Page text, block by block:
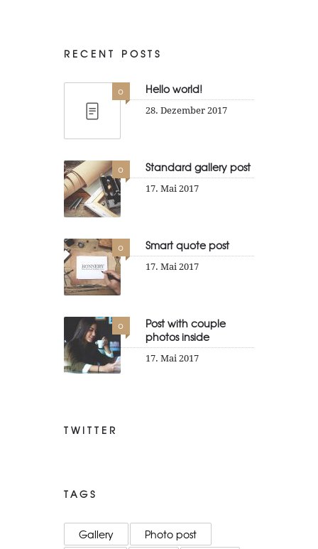
RECENT POSTS
0 Hello world!
28. Dezember 2017
0 Standard gallery post
17. Mai 2017
0 Smart quote post
17. Mai 2017
0
Post with couple
photos inside
17. Mai 2017
TWITTER
TAGS
Gallery
Photo post